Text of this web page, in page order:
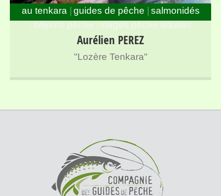
Guide de pêche à la mouche spécialisé en Tenkara sur
l’ensemble des rivières de Lozère
au tenkara guides de pêche
salmonidés
séjours pêche
stages pêche adultes
Aurélien PEREZ
"Lozère Tenkara"